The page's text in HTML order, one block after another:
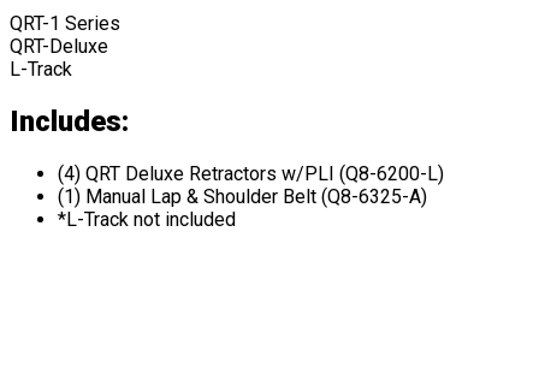
QRT-1 Series
QRT-Deluxe
L-Track
Includes:
(4) QRT Deluxe Retractors w/PLI (Q8-6200-L)
(1) Manual Lap & Shoulder Belt (Q8-6325-A)
*L-Track not included